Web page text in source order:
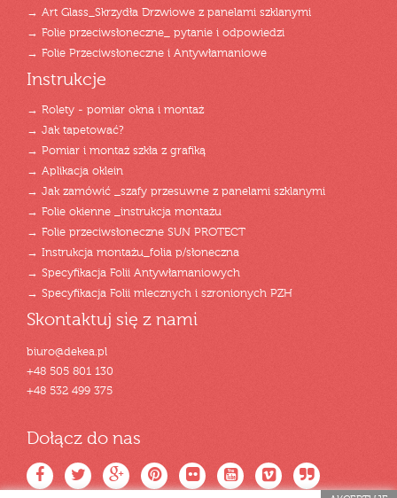
→ Art Glass_Skrzydła Drzwiowe z panelami szklanymi
→ Folie przeciwsłoneczne_ pytanie i odpowiedzi
→ Folie Przeciwsłoneczne i Antywłamaniowe
Instrukcje
→ Rolety - pomiar okna i montaż
→ Jak tapetować?
→ Pomiar i montaż szkła z grafiką
→ Aplikacja oklein
→ Jak zamówić _szafy przesuwne z panelami szklanymi
→ Folie okienne _instrukcja montażu
→ Folie przeciwsłoneczne SUN PROTECT
→ Instrukcja montażu_folia p/słoneczna
→ Specyfikacja Folii Antywłamaniowych
→ Specyfikacja Folii mlecznych i szronionych PZH
Skontaktuj się z nami
biuro@dekea.pl
+48 505 801 130
+48 532 499 375
Dołącz do nas